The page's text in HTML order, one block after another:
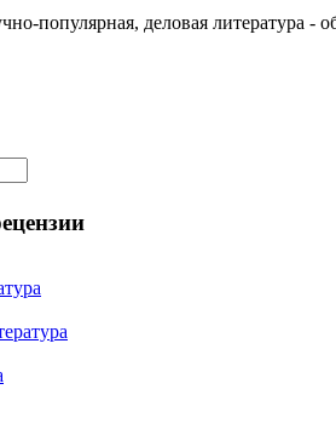
популярная, деловая литература -